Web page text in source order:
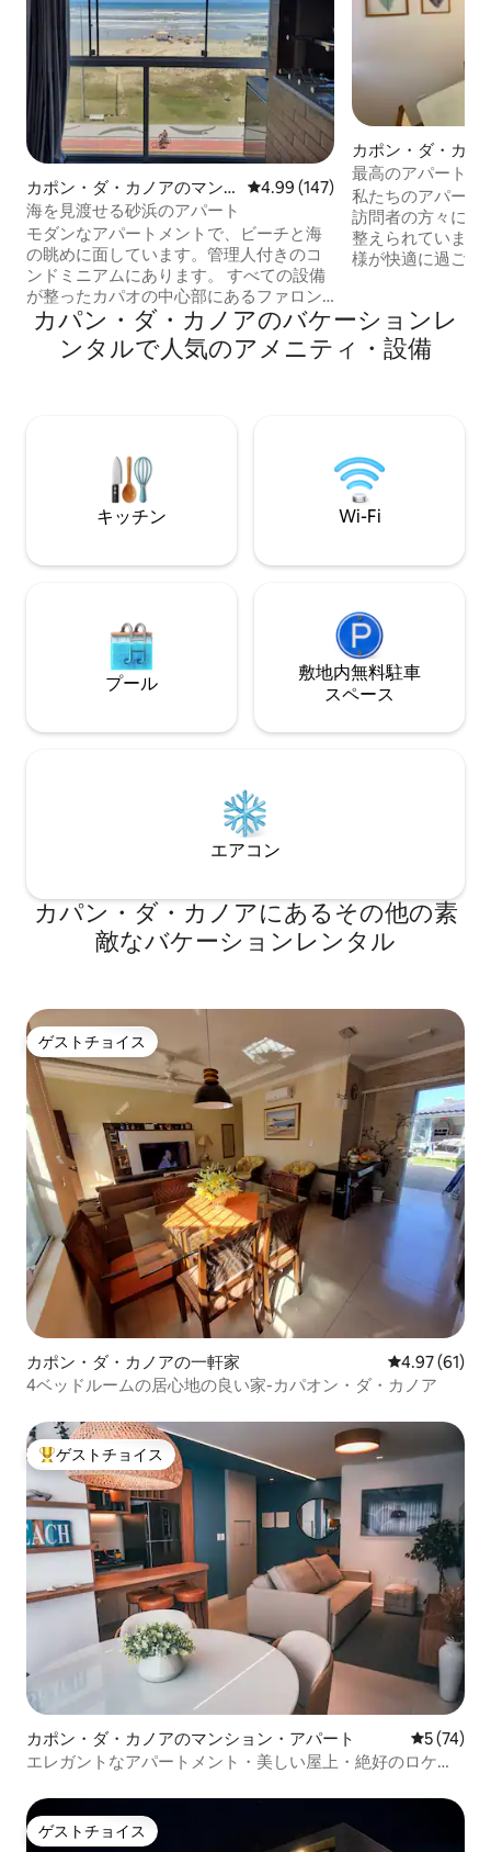
カポン・ダ・カノアのマン
ション・アパート
レビュー147件、5つ星中4.99つ
4.99 (147)
海を見渡せる砂浜のアパート
モダンなアパートメントで、ビーチと海
の眺めに面しています。管理人付きのコ
ンドミニアムにあります。 すべての設備
が整ったカパオの中心部にあるファロン
広場の隣という、非常に良い立地です。
近くには2つの小さな広場があります。 駐
車場1台分、屋根付き駐車場付き。 IHクッ
を備えたリビングルーム。 寝室にはダブ
ルベッド1台とシングルベッド1台があり
ます。 スプリット：寝室とリビングルー
カポン・ダ・カノ
ション・アパート
最高のアパート。
チとダウンタウン
私たちのアパート
訪問者の方々にご
整えられています
様が快適に過ごせ
ります。 2つのベ
はスイートです。
インターネット
ありません。
カパン・ダ・カノアのバケーションレ
ンタルで人気のアメニティ・設備
キッチン Wi-Fi
プール
敷地内無料駐⁠車
ス⁠ペ⁠ー⁠ス
エアコン
カパン・ダ・カノアにあるその他の素
敵なバケーションレンタル
ゲストチョイス
ゲストチョイス
カポン・ダ・カノアの一軒家 レビュー61
4.97 (61)
4ベッドルームの居心地の良い家-カパオン・ダ・カノア
大好評のゲストチョイスです。
ゲストチョイス
カポン・ダ・カノアのマンション・アパート レビュー
5 (74)
エレガントなアパートメント・美しい屋上・絶好のロケー
ゲストチョイス
ゲストチョイス